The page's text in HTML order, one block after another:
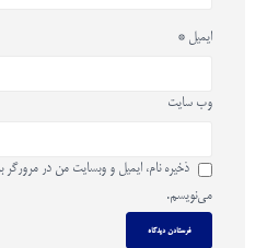
ایمیل *
وب‌ سایت
ذخیره نام، ایمیل و وبسایت من در مرورگر
می‌نویسم.